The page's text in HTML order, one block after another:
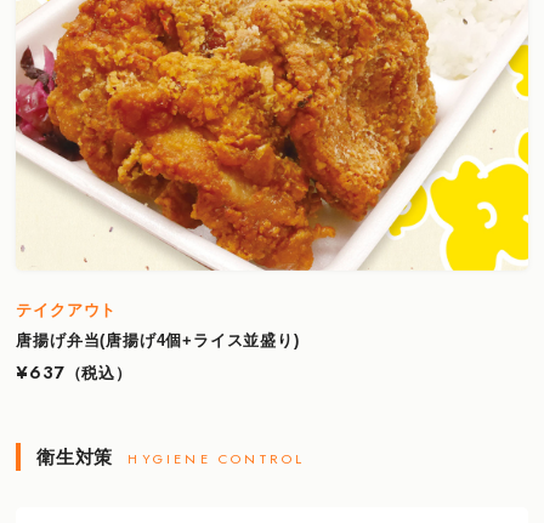
テイクアウト
唐揚げ弁当(唐揚げ4個+ライス並盛り)
¥637 （税込）
衛生対策 HYGIENE CONTROL